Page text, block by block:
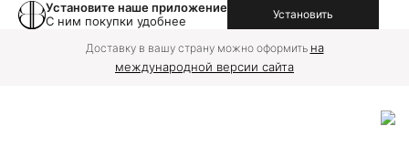
Установите наше приложение
С ним покупки удобнее
Установить
Доставку в вашу страну можно оформить на
международной версии сайта